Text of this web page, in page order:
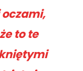
to te